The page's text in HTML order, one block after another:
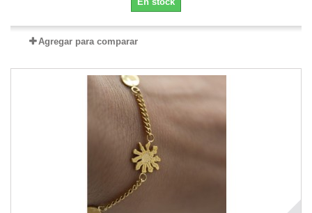
Agregar para comparar